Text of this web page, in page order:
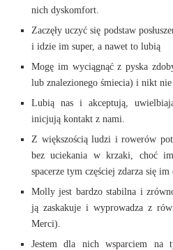
nich dyskomfort.
Zaczęły uczyć się podstaw
i idzie im super, a nawet to lubią
Mogę im wyciągnąć z pyska
lub znalezionego śmiecia) i nikt
Lubią nas i akceptują,
inicjują kontakt z nami.
Z większością ludzi i rowerów
bez uciekania w krzaki, choć
spacerze tym częściej zdarza się
Molly jest bardzo stabilna i
ją zaskakuje i wyprowadza z
Merci).
Jestem dla nich wsparciem